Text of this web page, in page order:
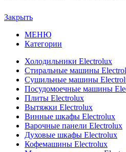
Закрыть
МЕНЮ
Категории
Холодильники Electrolux
Стиральные машины
Сушильные машины
Посудомоечные машины
Плиты Electrolux
Вытяжки Electrolux
Винные шкафы Electrolux
Варочные панели Electrolux
Духовые шкафы Electrolux
Кофемашины Electrolux